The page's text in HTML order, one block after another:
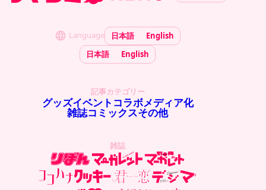
Language 日本語
English
日本語
English
記事カテゴリー
グッズイベント コラボメディア化
雑誌コミックスその他
雑誌